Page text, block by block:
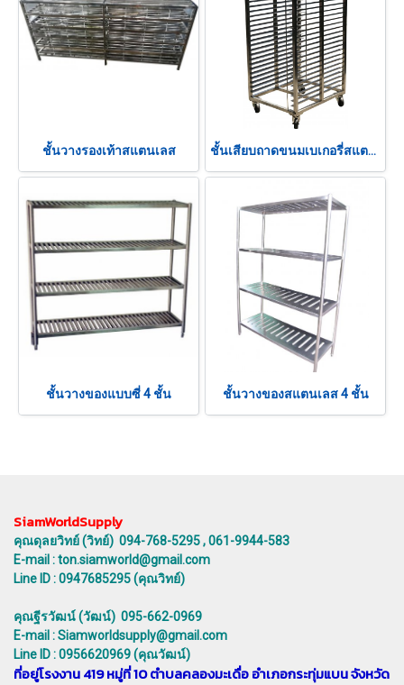
ชั้นวางรองเท้าสแตนเลส ชั้นเสียบถาดขนมเบเกอรี่สแตนเลส
ชั้นวางของแบบซี่ 4 ชั้น ชั้นวางของสแตนเลส 4 ชั้น
SiamWorldSupply
คุณดุลยวิทย์ (วิทย์) 094-768-5295 , 061-9944-583
E-mail : ton.siamworld@gmail.com
Line ID : 0947685295 (คุณวิทย์)
คุณฐีรวัฒน์ (วัฒน์) 095-662-0969
E-mail : Siamworldsupply@gmail.com
Line ID : 0956620969 (คุณวัฒน์)
ที่อยู่โรงงาน 419 หมู่ที่ 10 ตำบลคลองมะเดื่อ อำเภอกระทุ่มแบน จังหวัด